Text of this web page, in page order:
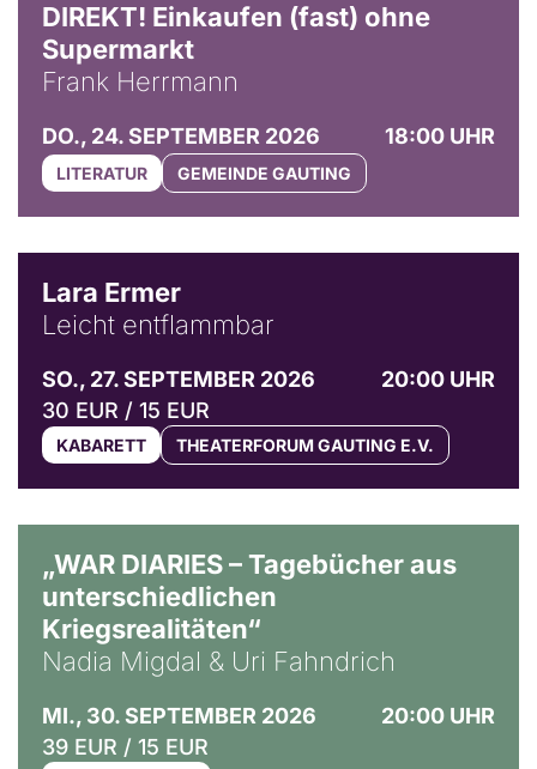
DIREKT! Einkaufen (fast) ohne
Supermarkt
Frank Herrmann
DO., 24. SEPTEMBER 2026 18:00 UHR
LITERATUR GEMEINDE GAUTING
Lara Ermer
Leicht entflammbar
SO., 27. SEPTEMBER 2026
20:00 UHR
30 EUR / 15 EUR
KABARETT THEATERFORUM GAUTING E.V.
„WAR DIARIES – Tagebücher aus
unterschiedlichen
Kriegsrealitäten“
Nadia Migdal & Uri Fahndrich
MI., 30. SEPTEMBER 2026
20:00 UHR
39 EUR / 15 EUR